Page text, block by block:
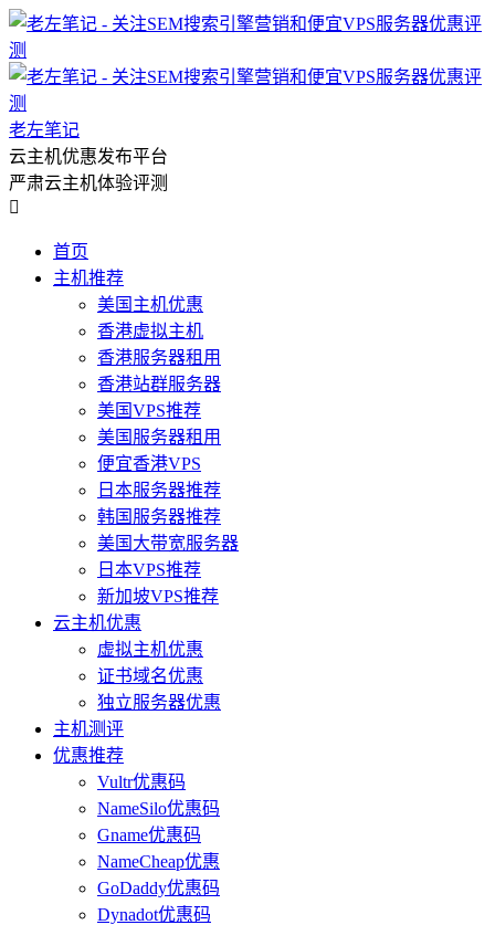
老左笔记
云主机优惠发布平台
严肃云主机体验评测

首页
主机推荐
美国主机优惠
香港虚拟主机
香港服务器租用
香港站群服务器
美国VPS推荐
美国服务器租用
便宜香港VPS
日本服务器推荐
韩国服务器推荐
美国大带宽服务器
日本VPS推荐
新加坡VPS推荐
云主机优惠
虚拟主机优惠
证书域名优惠
独立服务器优惠
主机测评
优惠推荐
Vultr优惠码
NameSilo优惠码
Gname优惠码
NameCheap优惠
GoDaddy优惠码
Dynadot优惠码